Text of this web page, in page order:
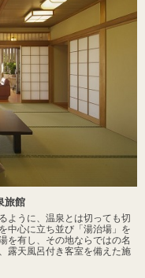
旅館
ように、温泉とは切っても切
中心に立ち並び「湯治場」を
を有し、その地ならではの名
露天風呂付き客室を備えた施